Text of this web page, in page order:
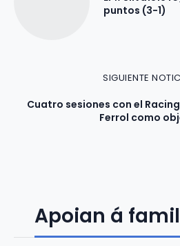
puntos (3-1)
SIGUIENTE
Cuatro sesiones con el
Ferrol como
Apoian á